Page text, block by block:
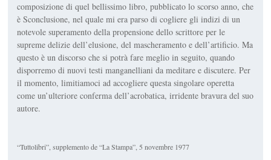
composizione di quel bellissimo libro, pubblicato lo scorso anno, che
èSconclusio­ne, nel quale mi era parso di cogliere gli indizi di un
notevole superamento della propensione dello scrittore per le
supreme delizie dell’elusione, del ma­scheramento e dell’artificio. Ma
questo è un discorso che si potrà fare meglio in seguito, quando
disporremo di nuovi testi manganelliani da meditare e discutere. Per
il momento, limitiamoci ad accogliere questa singolare operetta
come un’ul­teriore conferma dell’acrobati­ca, irridente bravura del suo
autore.
“Tuttolibri”, supplemento de “La Stampa”, 5 novembre 1977